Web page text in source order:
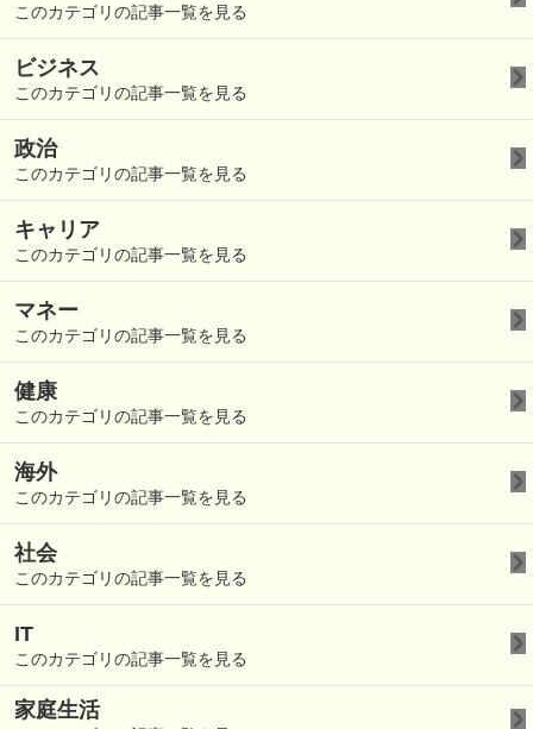
このカテゴリの記事一覧を見る
ビジネス
このカテゴリの記事一覧を見る
政治
このカテゴリの記事一覧を見る
キャリア
このカテゴリの記事一覧を見る
マネー
このカテゴリの記事一覧を見る
健康
このカテゴリの記事一覧を見る
海外
このカテゴリの記事一覧を見る
社会
このカテゴリの記事一覧を見る
IT
このカテゴリの記事一覧を見る
家庭生活